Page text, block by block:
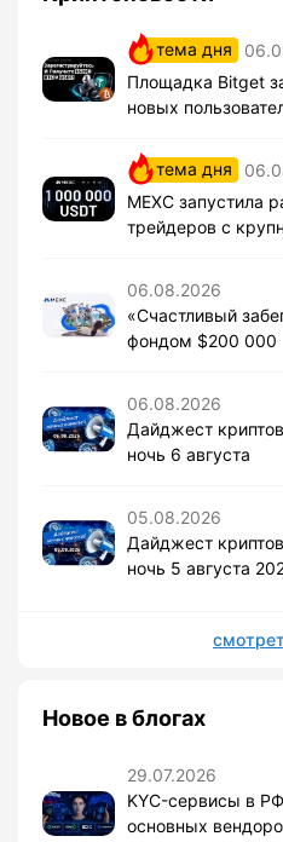
тема дня
Площадка Bitget
новых
тема дня
MEXC запустила
трейдеров с
06.08.2026
«Счастливый
фондом $200 000
06.08.2026
Дайджест
ночь 6 августа
05.08.2026
Дайджест
ночь 5 августа
Новое в блогах
29.07.2026
KYC-сервисы в
основных